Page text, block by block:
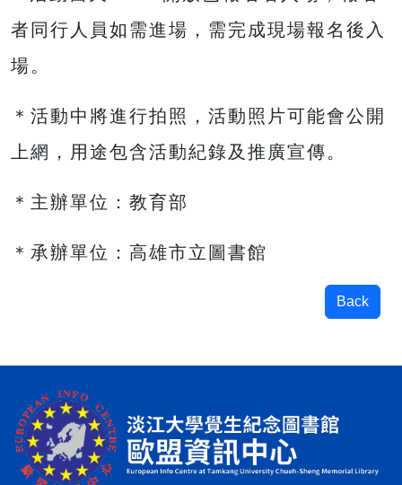
者同行人員如需進場，需完成現場報名後入
場。
＊活動中將進行拍照，活動照片可能會公開
上網，用途包含活動紀錄及推廣宣傳。
＊主辦單位：教育部
＊承辦單位：高雄市立圖書館
Back